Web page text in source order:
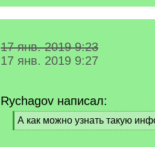
17 янв. 2019 9:23
17 янв. 2019 9:27
Rychagov написал:
[
q
А как можно узнать такую
[